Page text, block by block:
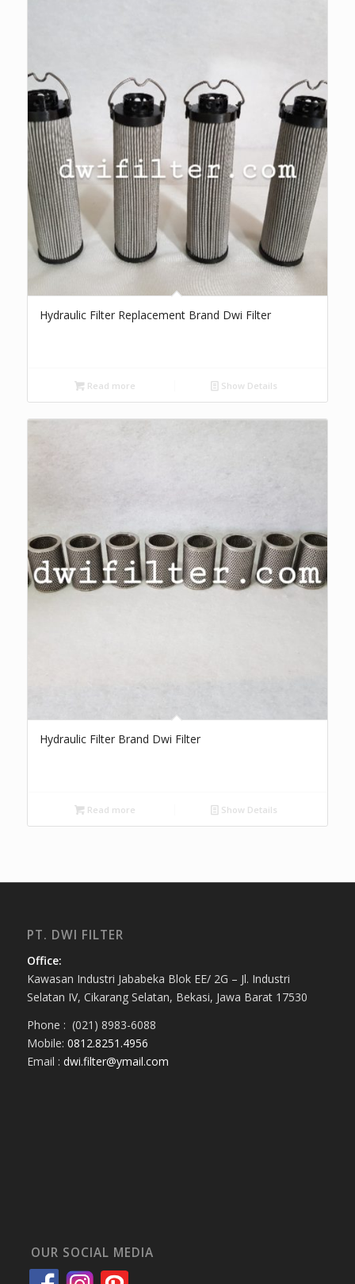
Hydraulic Filter Replacement Brand Dwi Filter
Read more Show Details
Hydraulic Filter Brand Dwi Filter
Read more Show Details
PT. DWI FILTER
Office:
Kawasan Industri Jababeka Blok EE/ 2G – Jl. Industri
Selatan IV, Cikarang Selatan, Bekasi, Jawa Barat 17530
Phone : (021) 8983-6088
Mobile: 0812.8251.4956
Email : dwi.filter@ymail.com
OUR SOCIAL MEDIA